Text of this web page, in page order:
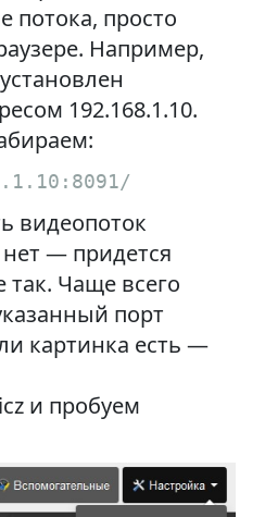
потока, просто
Например,
192.168.1.10.
видеопоток
— придется
так. Чаще всего
порт
картинка есть —
и пробуем